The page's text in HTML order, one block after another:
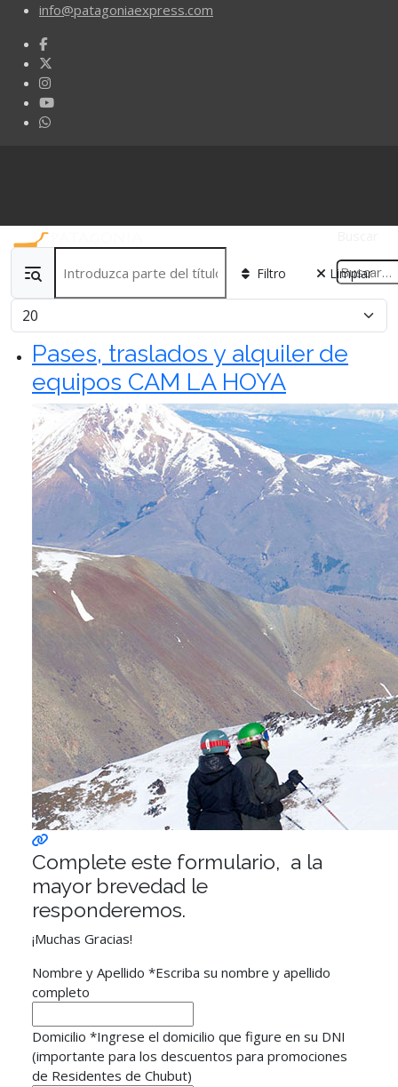
info@patagoniaexpress.com
Filtro Limpiar
Cantidad
Pases, traslados y alquiler de
equipos CAM LA HOYA
Complete este formulario, a la
mayor brevedad le
responderemos.
¡Muchas Gracias!
Nombre y Apellido *Escriba su nombre y apellido
completo
Domicilio *Ingrese el domicilio que figure en su DNI
(importante para los descuentos para promociones
de Residentes de Chubut)